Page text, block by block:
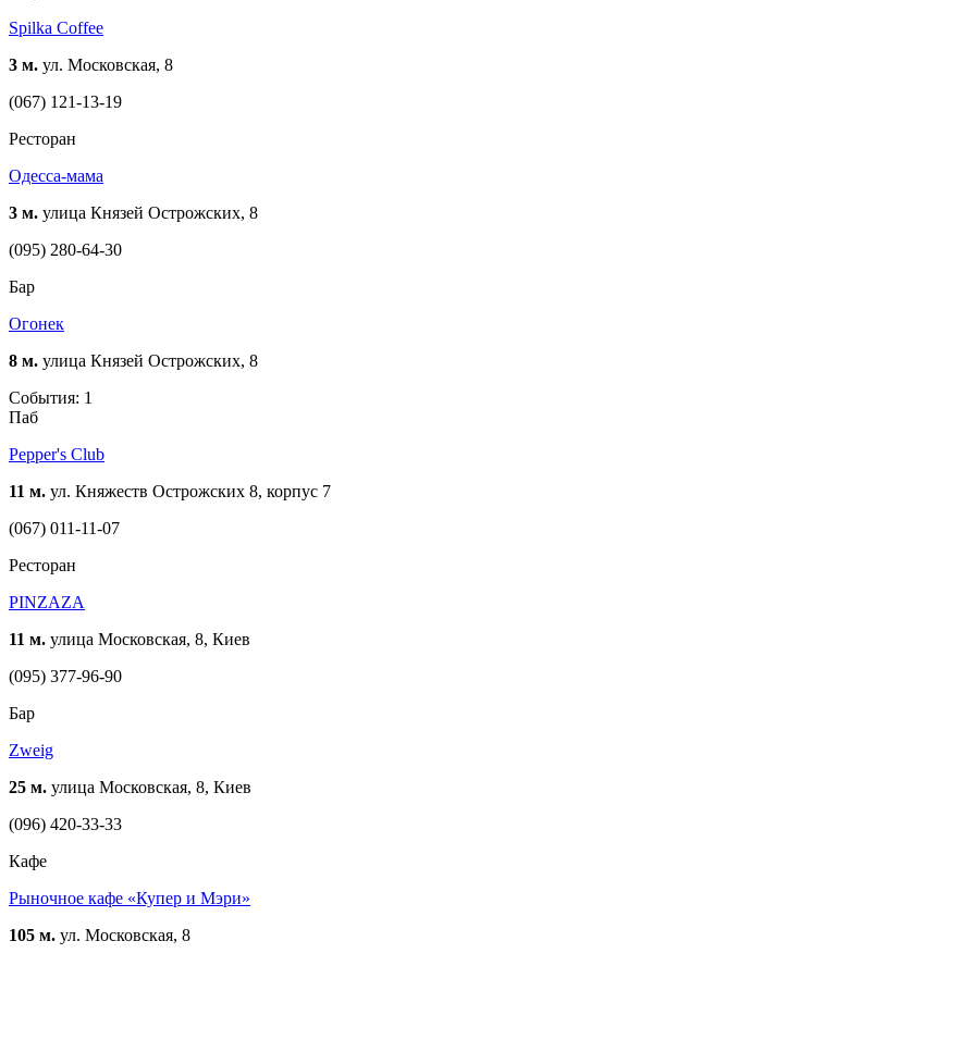
Spilka Coffee
3 м. ул. Московская, 8
(067) 121-13-19
Ресторан
Одесcа-мама
3 м. улица Князей Острожских, 8
(095) 280-64-30
Бар
Огонек
8 м. улица Князей Острожских, 8
События: 1
Паб
Pepper's Club
11 м. ул. Княжеств Острожских 8, корпус 7
(067) 011-11-07
Ресторан
PINZAZA
11 м. улица Московская, 8, Киев
(095) 377-96-90
Бар
Zweig
25 м. улица Московская, 8, Киев
(096) 420-33-33
Кафе
Рыночное кафе «Купер и Мэри»
105 м. ул. Московская, 8